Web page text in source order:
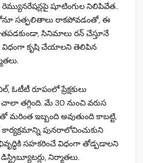
రెమ్యునరేషన్లపై షూటింగుల నిలిపివేత..
సత్ఫలితాలు రాకపోవడంతో, ఈ
సినిమాలు రన్ చేస్తూనే
విధంగా కృషి చేయాలని తెలిపిన
ఓటీటీ రూపంలో ప్రేక్షకులు
తగ్గింది. మే 30 నుంచి వరుస
ఇబ్బంది అవుతుంది కాబట్టి,
పునరాలోచించుకుని
సహకరించే విధంగా తోడ్పడాలని
నిర్మాతలు.